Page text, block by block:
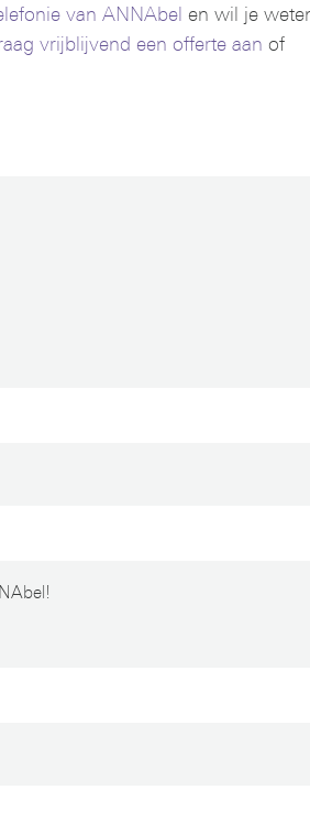
van ANNAbelen wil je weten
vrijblijvend een offerte aanof